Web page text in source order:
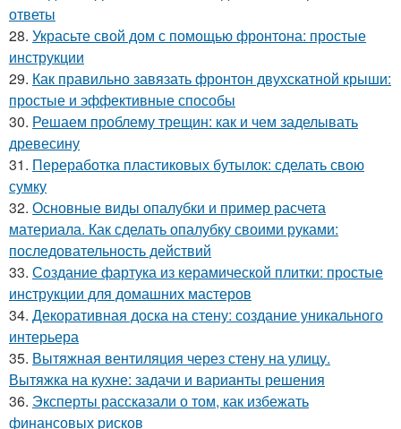
ответы
28. Украсьте свой дом с помощью фронтона: простые
инструкции
29. Как правильно завязать фронтон двухскатной крыши:
простые и эффективные способы
30. Решаем проблему трещин: как и чем заделывать
древесину
31. Переработка пластиковых бутылок: сделать свою
сумку
32. Основные виды опалубки и пример расчета
материала. Как сделать опалубку своими руками:
последовательность действий
33. Создание фартука из керамической плитки: простые
инструкции для домашних мастеров
34. Декоративная доска на стену: создание уникального
интерьера
35. Вытяжная вентиляция через стену на улицу.
Вытяжка на кухне: задачи и варианты решения
36. Эксперты рассказали о том, как избежать
финансовых рисков